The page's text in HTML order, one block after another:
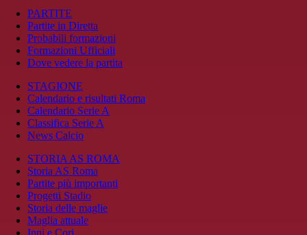
PARTITE
Partite in Diretta
Probabili formazioni
Formazioni Ufficiali
Dove vedere la partita
STAGIONE
Calendario e risultati Roma
Calendario Serie A
Classifica Serie A
News Calcio
STORIA AS ROMA
Storia AS Roma
Partite più importanti
Progetti Stadio
Storia delle maglie
Maglia attuale